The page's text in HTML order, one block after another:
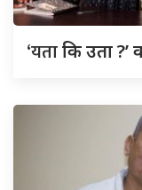
‘यताकि उता ?’